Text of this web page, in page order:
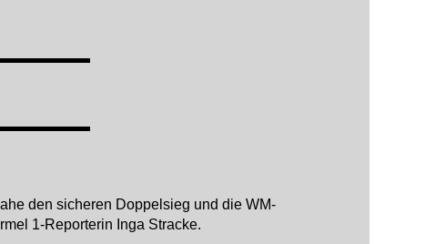
den sicheren Doppelsieg und die WM-
1-Reporterin Inga Stracke.